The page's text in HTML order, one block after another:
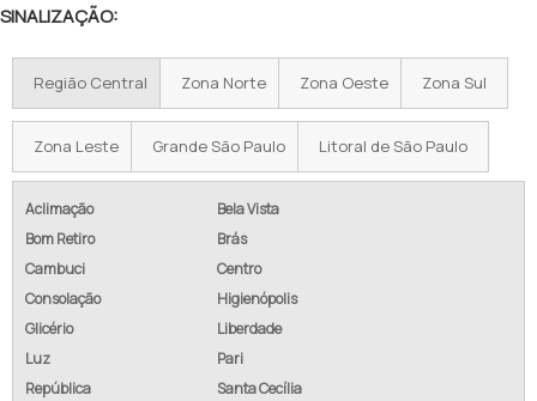
SINALIZAÇÃO:
Região Central Zona Norte Zona Oeste Zona Sul
Zona Leste Grande São Paulo Litoral de São Paulo
Aclimação
Bela Vista
Bom Retiro
Brás
Cambuci
Centro
Consolação
Higienópolis
Glicério
Liberdade
Luz
Pari
República
Santa Cecília